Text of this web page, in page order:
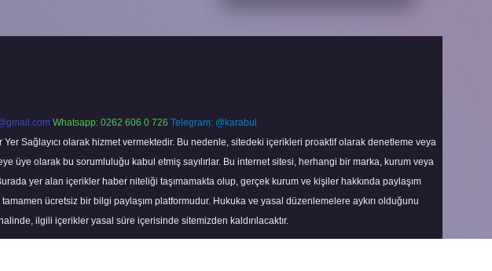
Whatsapp: 0262 606 0 726 Telegram: @karabul
Sağlayıcı olarak hizmet vermektedir. Bu nedenle, sitedeki içerikleri proaktif olarak denetleme veya
üye olarak bu sorumluluğu kabul etmiş sayılırlar. Bu internet sitesi, herhangi bir marka, kurum veya
yer alan içerikler haber niteliği taşımamakta olup, gerçek kurum ve kişiler hakkında paylaşım
ücretsiz bir bilgi paylaşım platformudur. Hukuka ve yasal düzenlemelere aykırı olduğunu
ilgili içerikler yasal süre içerisinde sitemizden kaldırılacaktır.